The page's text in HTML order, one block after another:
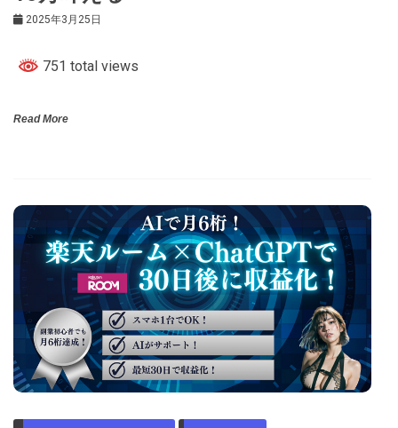
2025年3月25日
751 total views
Read More